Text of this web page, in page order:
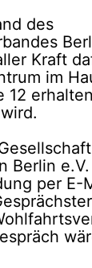
des
Kraft
im
12
Berlin
per E-